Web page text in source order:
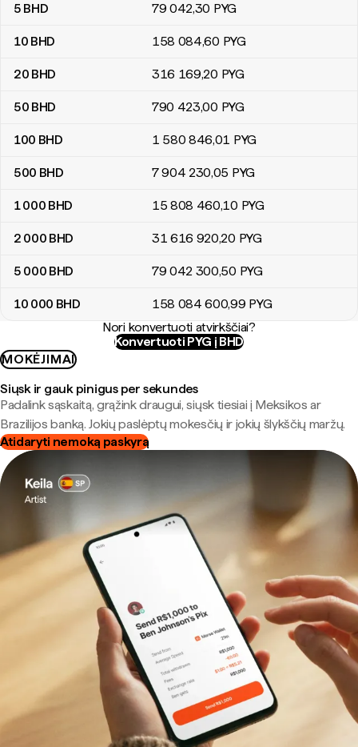
5 BHD 79 042,30 PYG
10 BHD 158 084,60 PYG
20 BHD 316 169,20 PYG
50 BHD 790 423,00 PYG
100 BHD 1 580 846,01 PYG
500 BHD 7 904 230,05 PYG
1 000 BHD 15 808 460,10 PYG
2 000 BHD 31 616 920,20 PYG
5 000 BHD 79 042 300,50 PYG
10 000 BHD 158 084 600,99 PYG
Nori konvertuoti atvirkščiai?
Konvertuoti PYG į BHD
MOKĖJIMAI
Siųsk ir gauk pinigus per sekundes
Padalink sąskaitą, grąžink draugui, siųsk tiesiai į Meksikos ar
Brazilijos banką. Jokių paslėptų mokesčių ir jokių šlykščių maržų.
Atidaryti nemoką paskyrą